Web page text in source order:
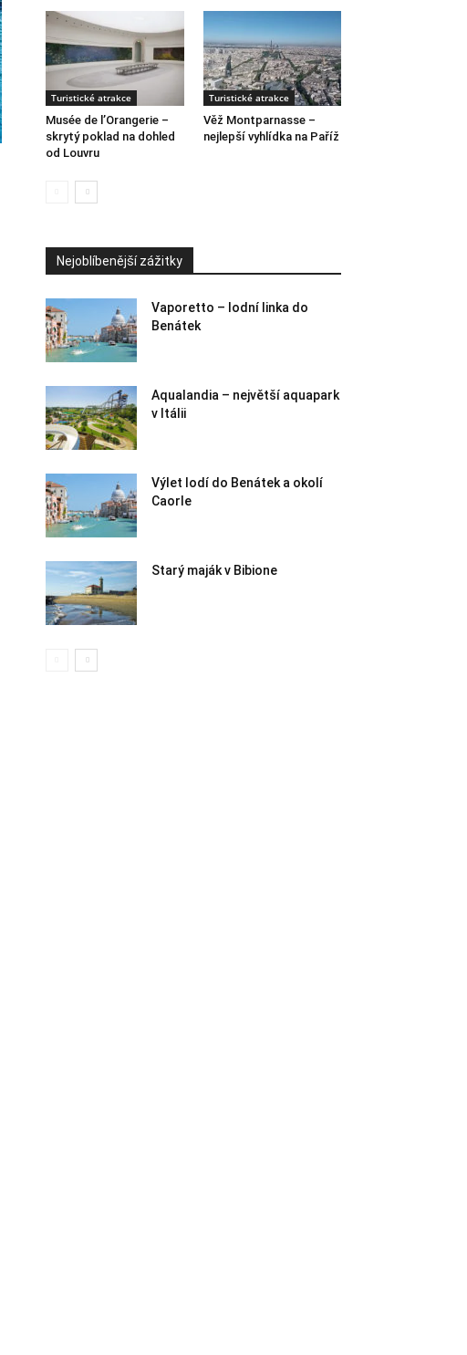
Turistické atrakce
Musée de l’Orangerie –
skrytý poklad na dohled
od Louvru
Turistické atrakce
Věž Montparnasse –
nejlepší vyhlídka na Paříž
Nejoblíbenější zážitky
Vaporetto – lodní linka do
Benátek
Aqualandia – největší aquapark
v Itálii
Výlet lodí do Benátek a okolí
Caorle
Starý maják v Bibione